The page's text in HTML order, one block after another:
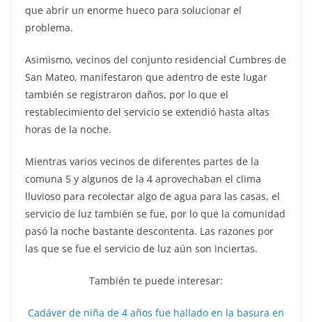
que abrir un enorme hueco para solucionar el
problema.
Asimismo, vecinos del conjunto residencial Cumbres de
San Mateo, manifestaron que adentro de este lugar
también se registraron daños, por lo que el
restablecimiento del servicio se extendió hasta altas
horas de la noche.
Mientras varios vecinos de diferentes partes de la
comuna 5 y algunos de la 4 aprovechaban el clima
lluvioso para recolectar algo de agua para las casas, el
servicio de luz también se fue, por lo que la comunidad
pasó la noche bastante descontenta. Las razones por
las que se fue el servicio de luz aún son inciertas.
También te puede interesar:
Cadáver de niña de 4 años fue hallado en la basura en